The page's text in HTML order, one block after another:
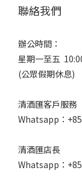
度%
16%
(1)
10 -
(1)
口
/
辛
聯絡我們
辦公時間：
星期一至五
(公眾假期休息)
清酒匯客戶服務
Whatsapp：
清酒匯店長
Whatsapp：